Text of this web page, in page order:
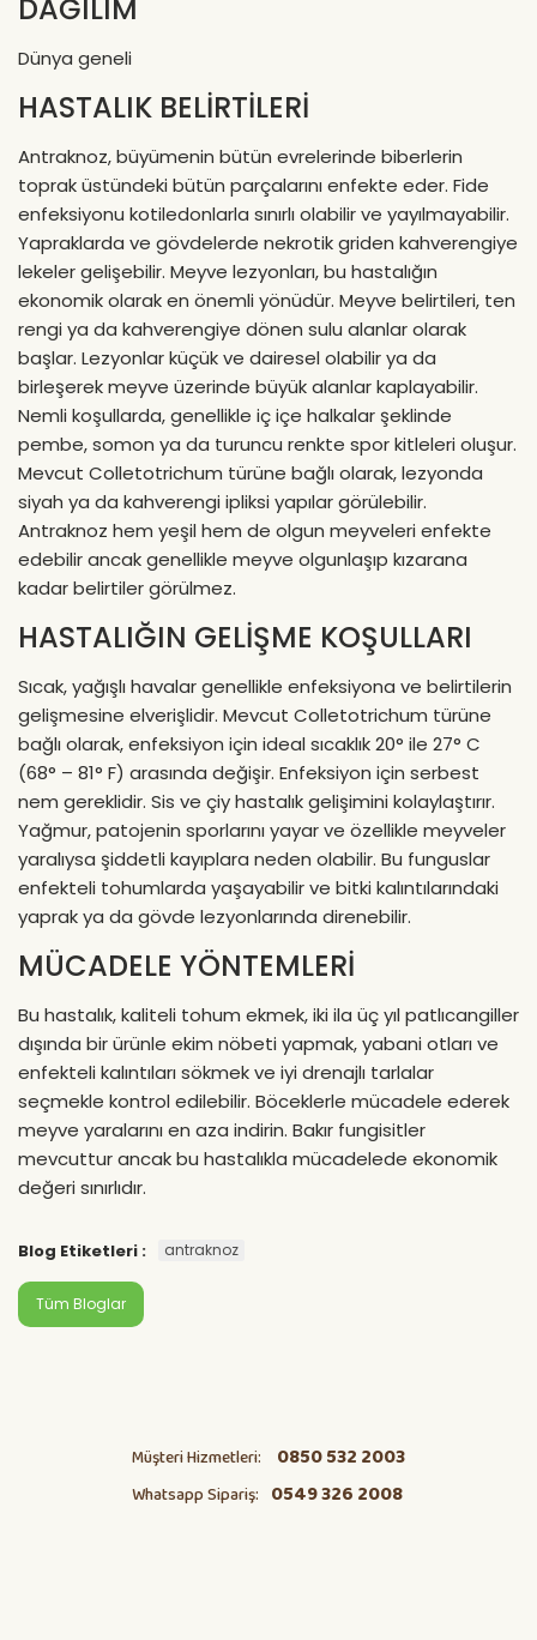
DAĞILIM
Dünya geneli
HASTALIK BELİRTİLERİ
Antraknoz, büyümenin bütün evrelerinde biberlerin
toprak üstündeki bütün parçalarını enfekte eder. Fide
enfeksiyonu kotiledonlarla sınırlı olabilir ve yayılmayabilir.
Yapraklarda ve gövdelerde nekrotik griden kahverengiye
lekeler gelişebilir. Meyve lezyonları, bu hastalığın
ekonomik olarak en önemli yönüdür. Meyve belirtileri, ten
rengi ya da kahverengiye dönen sulu alanlar olarak
başlar. Lezyonlar küçük ve dairesel olabilir ya da
birleşerek meyve üzerinde büyük alanlar kaplayabilir.
Nemli koşullarda, genellikle iç içe halkalar şeklinde
pembe, somon ya da turuncu renkte spor kitleleri oluşur.
Mevcut Colletotrichum türüne bağlı olarak, lezyonda
siyah ya da kahverengi ipliksi yapılar görülebilir.
Antraknoz hem yeşil hem de olgun meyveleri enfekte
edebilir ancak genellikle meyve olgunlaşıp kızarana
kadar belirtiler görülmez.
HASTALIĞIN GELİŞME KOŞULLARI
Sıcak, yağışlı havalar genellikle enfeksiyona ve belirtilerin
gelişmesine elverişlidir. Mevcut Colletotrichum türüne
bağlı olarak, enfeksiyon için ideal sıcaklık 20° ile 27° C
(68° – 81° F) arasında değişir. Enfeksiyon için serbest
nem gereklidir. Sis ve çiy hastalık gelişimini kolaylaştırır.
Yağmur, patojenin sporlarını yayar ve özellikle meyveler
yaralıysa şiddetli kayıplara neden olabilir. Bu funguslar
enfekteli tohumlarda yaşayabilir ve bitki kalıntılarındaki
yaprak ya da gövde lezyonlarında direnebilir.
MÜCADELE YÖNTEMLERİ
Bu hastalık, kaliteli tohum ekmek, iki ila üç yıl patlıcangiller
dışında bir ürünle ekim nöbeti yapmak, yabani otları ve
enfekteli kalıntıları sökmek ve iyi drenajlı tarlalar
seçmekle kontrol edilebilir. Böceklerle mücadele ederek
meyve yaralarını en aza indirin. Bakır fungisitler
mevcuttur ancak bu hastalıkla mücadelede ekonomik
değeri sınırlıdır.
Blog Etiketleri : antraknoz
Tüm Bloglar
Müşteri Hizmetleri: 0850 532 2003
Whatsapp Sipariş: 0549 326 2008
Karnabahar
Fidesi
Brokoli Fidesi
Kereviz Fidesi